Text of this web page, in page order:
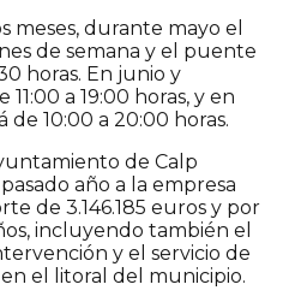
meses, durante mayo el
de semana y el puente
horas. En junio y
a 19:00 horas, y en
de 10:00 a 20:00 horas.
de Calp
año a la empresa
de 3.146.185 euros y por
incluyendo también el
y el servicio de
el litoral del municipio.